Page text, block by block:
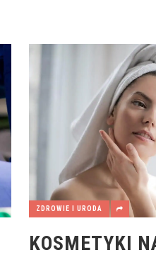
ZDROWIE I URODA
KOSMETYKI